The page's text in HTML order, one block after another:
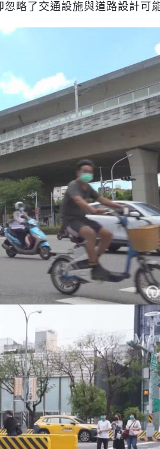
略了交通設施與道路設計可